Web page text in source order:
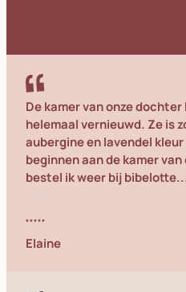
De kamer van onze
helemaal vernieuwd. Ze is
aubergine en lavendel
beginnen aan de kamer van
bestel ik weer bij
Elaine